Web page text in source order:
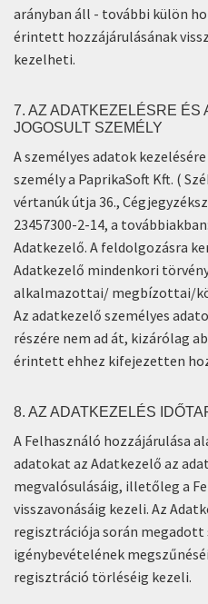
arányban áll - további külön
érintett hozzájárulásának
kezelheti.
7. AZ ADATKEZELÉSRE ÉS
JOGOSULT SZEMÉLY
A személyes adatok
személy a PaprikaSoft Kft. (
vértanúk útja 36.,
23457300-2-14, a
Adatkezelő. A feldolgozásra
Adatkezelő mindenkori
alkalmazottai/ megbízottai/
Az adatkezelő személyes
részére nem ad át, kizárólag
érintett ehhez kifejezetten
8. AZ ADATKEZELÉS
A Felhasználó hozzájárulása
adatokat az Adatkezelő az
megvalósulásáig, illetőleg a
visszavonásáig kezeli. Az
regisztrációja során megadott
igénybevételének
regisztráció törléséig kezeli.